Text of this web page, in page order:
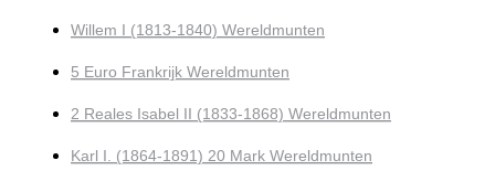
Willem I (1813-1840) Wereldmunten
5 Euro Frankrijk Wereldmunten
2 Reales Isabel II (1833-1868) Wereldmunten
Karl I. (1864-1891) 20 Mark Wereldmunten